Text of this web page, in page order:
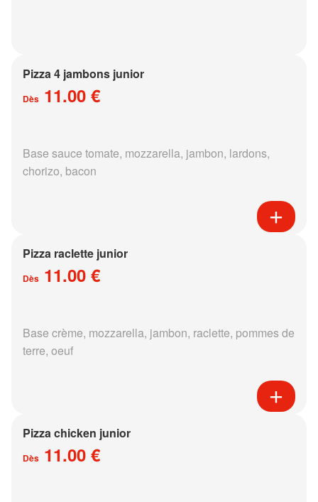
Pizza 4 jambons junior
Dès 11.00 €
Base sauce tomate, mozzarella, jambon, lardons,
chorizo, bacon
Pizza raclette junior
Dès 11.00 €
Base crème, mozzarella, jambon, raclette, pommes de
terre, oeuf
Pizza chicken junior
Dès 11.00 €